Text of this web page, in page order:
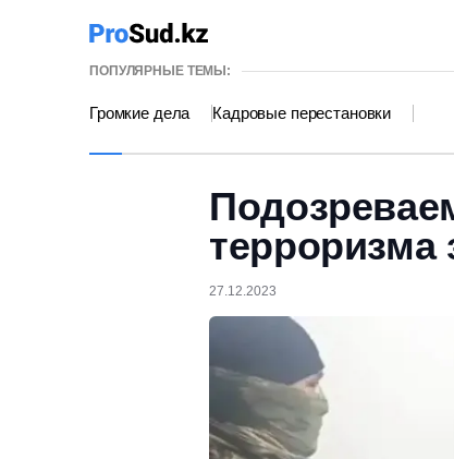
ПОПУЛЯРНЫЕ ТЕМЫ:
Громкие дела Кадровые перестановки
27.12.2023